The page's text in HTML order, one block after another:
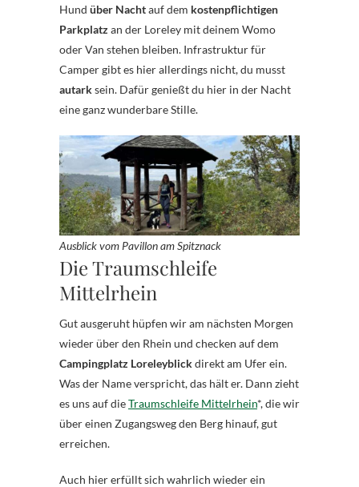
Hund über Nachtauf dem kostenpflichtigen
Parkplatzan der Loreley mit deinem Womo
oder Van stehen bleiben. Infrastruktur für
Camper gibt es hier allerdings nicht, du musst
autarksein. Dafür genießt du hier in der Nacht
eine ganz wunderbare Stille.
Ausblick vom Pavillon am Spitznack
Die Traumschleife
Mittelrhein
Gut ausgeruht hüpfen wir am nächsten Morgen
wieder über den Rhein und checken auf dem
Campingplatz Loreleyblickdirekt am Ufer ein.
Was der Name verspricht, das hält er. Dann zieht
es uns auf dieTraumschleife Mittelrhein*, die wir
über einen Zugangsweg den Berg hinauf, gut
erreichen.
Auch hier erfüllt sich wahrlich wieder ein